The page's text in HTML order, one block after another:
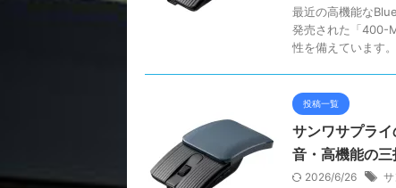
最近の高機能な
発売された「400-
性を備えています
投稿一覧
サンワサプラ
音・高機能の
2026/6/26